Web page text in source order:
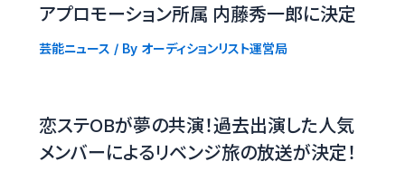
アプロモーション所属 内藤秀一郎に決定
芸能ニュース / By オーディションリスト運営局
恋ステOBが夢の共演！過去出演した人気
メンバーによるリベンジ旅の放送が決定！